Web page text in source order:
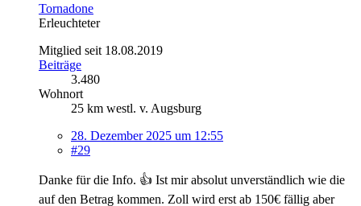
Tornadone
Erleuchteter
Mitglied seit 18.08.2019
Beiträge
3.480
Wohnort
25 km westl. v. Augsburg
28. Dezember 2025 um 12:55
#29
Danke für die Info. 👍 Ist mir absolut unverständlich wie die
auf den Betrag kommen. Zoll wird erst ab 150€ fällig aber